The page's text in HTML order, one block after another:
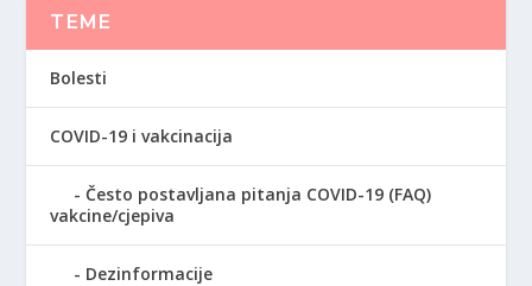
TEME
Bolesti
COVID-19 i vakcinacija
Često postavljana pitanja COVID-19 (FAQ)
vakcine/cjepiva
Dezinformacije